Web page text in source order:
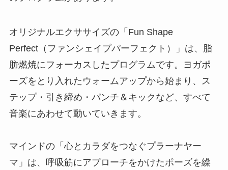
オリジナルエクササイズの「Fun Shape
Perfect（ファンシェイプパーフェクト）」は、脂
肪燃焼にフォーカスしたプログラムです。ヨガポ
ーズをとり入れたウォームアップから始まり、ス
テップ・引き締め・パンチ＆キックなど、すべて
音楽にあわせて動いていきます。
マインドの「心とカラダをつなぐプラーナヤー
マ」は、呼吸筋にアプローチをかけたポーズを繰